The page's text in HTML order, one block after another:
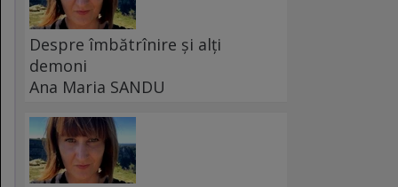
Despre îmbătrînire și alți
demoni
Ana Maria SANDU